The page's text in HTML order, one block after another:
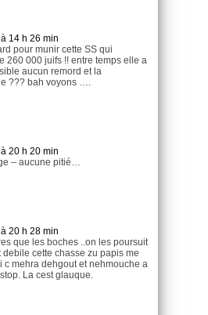
14 h 26 min
pour munir cette SS qui
260 000 juifs !! entre temps elle a
aucun remord et la
??? bah voyons ….
20 h 20 min
– aucune pitié…
20 h 28 min
que les boches ..on les poursuit
cette chasse zu papis me
mehra dehgout et nehmouche a
La cest glauque.